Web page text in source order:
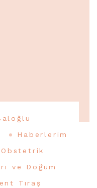
Haberlerim
ve Doğum
Tıraş